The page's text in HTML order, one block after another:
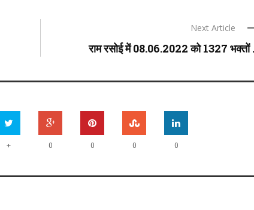
Next Article
राम रसोई में 08.06.2022 को 1327 भक्तों
+ 0 0 0 0